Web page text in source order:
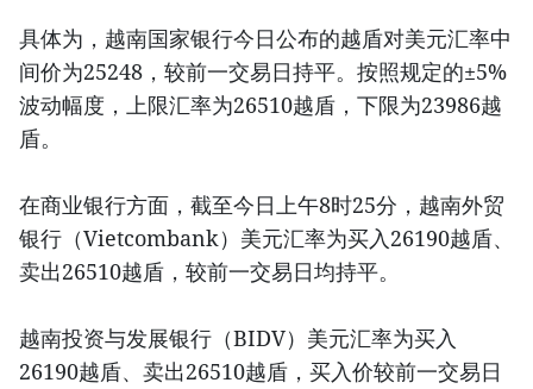
具体为，越南国家银行今日公布的越盾对美元汇率中
间价为25248，较前一交易日持平。按照规定的±5%
波动幅度，上限汇率为26510越盾，下限为23986越
盾。
在商业银行方面，截至今日上午8时25分，越南外贸
银行（Vietcombank）美元汇率为买入26190越盾、
卖出26510越盾，较前一交易日均持平。
越南投资与发展银行（BIDV）美元汇率为买入
26190越盾、卖出26510越盾，买入价较前一交易日